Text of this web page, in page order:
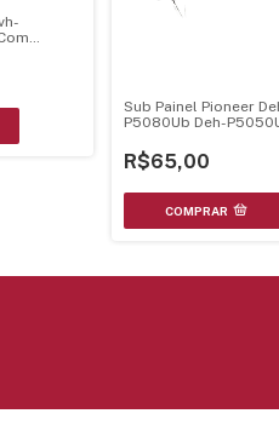
Sub Painel Pioneer
P5080Ub Deh-
R$65,00